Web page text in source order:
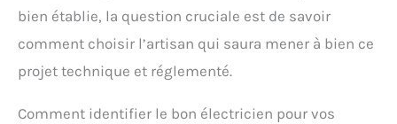
et une sensibilité au toucher. 【DESIGN MODERNE
ET ARTISTIQUE】: Look superbe et élégant pour votre
belle maison. Idéal pour les familles, les bureaux,
SERVICE: Fournir un service d'assurance qualité
problèmes pendant l'utilisation, n'hésitez pas à
bien établie, la question cruciale est de savoir
comment choisir l’artisan qui saura mener à bien ce
projet technique et réglementé.
Comment identifier le bon électricien pour vos